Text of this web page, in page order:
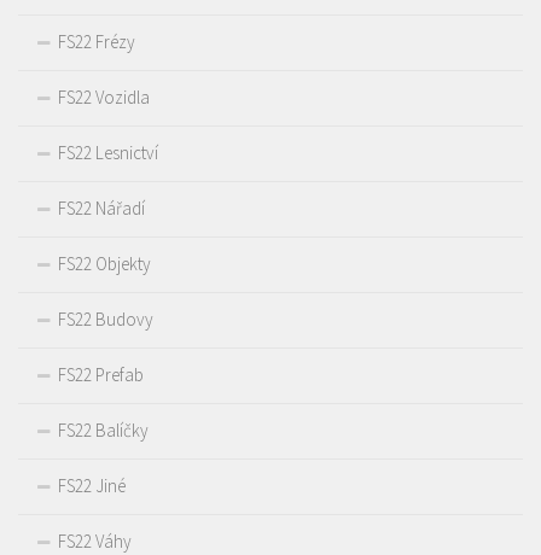
FS22 Frézy
FS22 Vozidla
FS22 Lesnictví
FS22 Nářadí
FS22 Objekty
FS22 Budovy
FS22 Prefab
FS22 Balíčky
FS22 Jiné
FS22 Váhy